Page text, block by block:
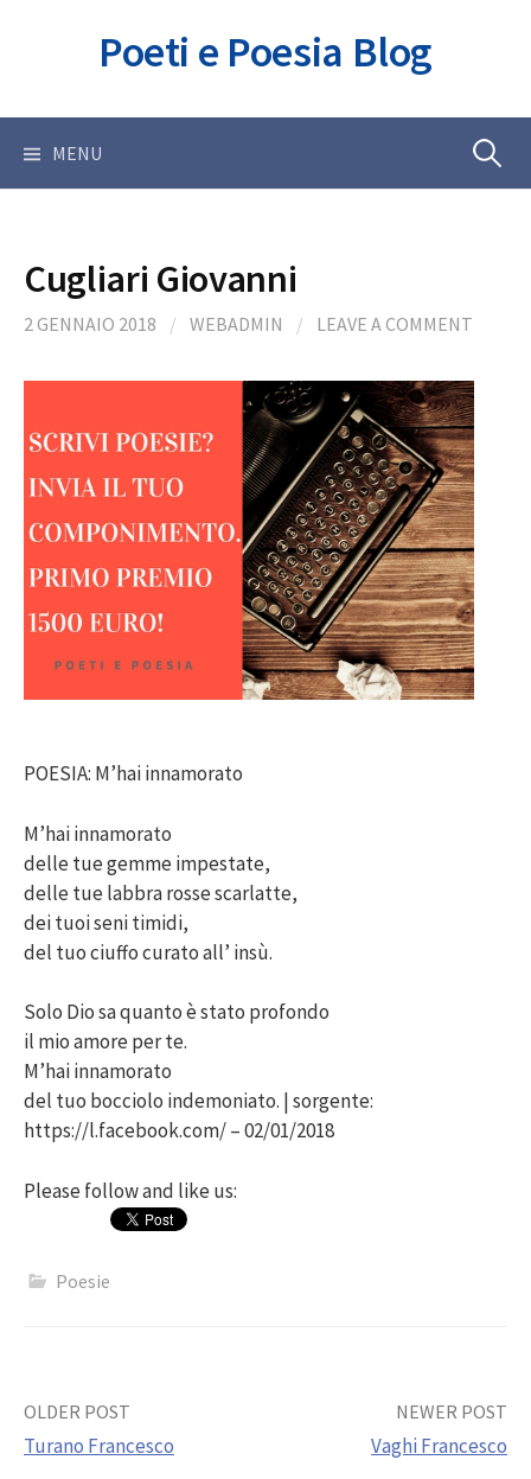
Poeti e Poesia Blog
MENU Ricerca
Cugliari Giovanni
2 GENNAIO 2018 / WEBADMIN / LEAVE A COMMENT
POESIA: M’hai innamorato
M’hai innamorato
delle tue gemme impestate,
delle tue labbra rosse scarlatte,
dei tuoi seni timidi,
del tuo ciuffo curato all’ insù.
Solo Dio sa quanto è stato profondo
il mio amore per te.
M’hai innamorato
del tuo bocciolo indemoniato. | sorgente:
https://l.facebook.com/ – 02/01/2018
Please follow and like us:
Poesie
Post
OLDER POST
Turano Francesco
NEWER POST
Vaghi Francesco